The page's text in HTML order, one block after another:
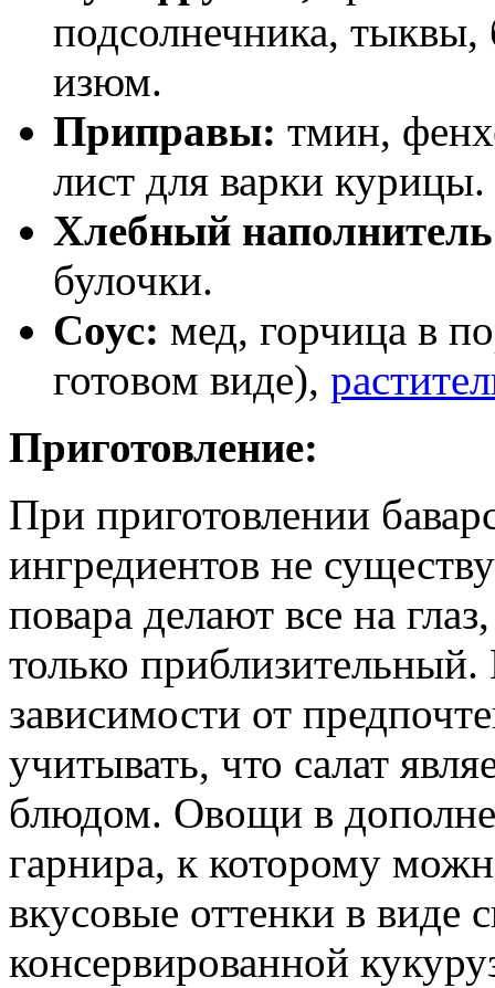
подсолнечника,
изюм.
Приправы: тмин,
лист для варки курицы.
Хлебный
булочки.
Соус: мед, горчица в
готовом виде),
Приготовление:
При приготовлении
ингредиентов не
повара делают все на
только
зависимости от
учитывать, что салат
блюдом. Овощи в
гарнира, к которому
вкусовые оттенки в виде
консервированной